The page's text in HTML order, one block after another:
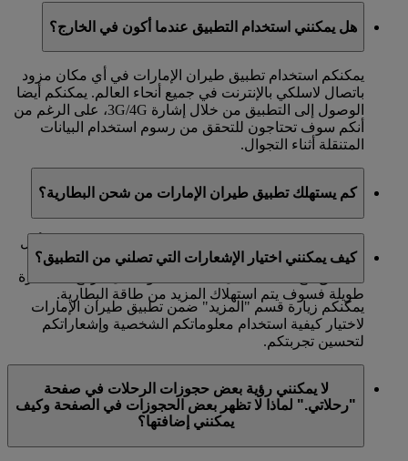
هل يمكنني استخدام التطبيق عندما أكون في الخارج؟
يمكنكم استخدام تطبيق طيران الإمارات في أي مكان مزود
باتصال لاسلكي بالإنترنت في جميع أنحاء العالم. يمكنكم أيضا
الوصول إلى التطبيق من خلال إشارة 3G/4G، على الرغم من
أنكم سوف تحتاجون للتحقق من رسوم استخدام البيانات
المتنقلة أثناء التجوال.
كم يستهلك تطبيق طيران الإمارات من شحن البطارية؟
لقد قمنا بتصميم معظم الإشعارات والوظائف لاستخدام أقل
قدر ممكن من طاقة البطارية، ولكن إذا كنتم تستخدمون
التطبيق مع بيانات الجيل الثالث 3G أو الجيل الرابع 4G لفترة
طويلة فسوف يتم استهلاك المزيد من طاقة البطارية.
كيف يمكنني اختيار الإشعارات التي تصلني من التطبيق؟
يمكنكم زيارة قسم "المزيد" ضمن تطبيق طيران الإمارات
لاختيار كيفية استخدام معلوماتكم الشخصية وإشعاراتكم
لتحسين تجربتكم.
لا يمكنني رؤية بعض حجوزات الرحلات في صفحة
"رحلاتي." لماذا لا تظهر بعض الحجوزات في الصفحة وكيف
يمكنني إضافتها؟